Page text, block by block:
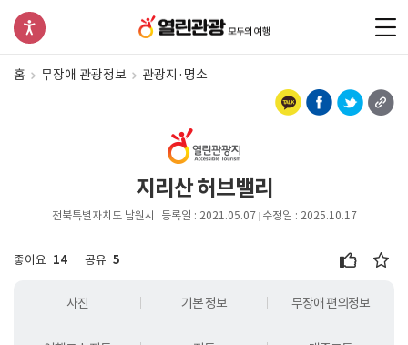
홈 무장애 관광정보 관광지·명소
지리산 허브밸리
전북특별자치도 남원시 등록일 : 2021.05.07 수정일 : 2025.10.17
좋아요 14 공유 5
사진 기본 정보 무장애 편의정보